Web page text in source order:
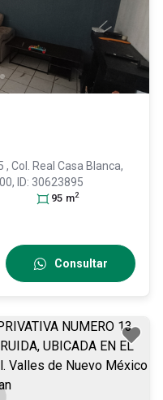
, Col. Real Casa Blanca,
, ID: 30623895
95 m2
Consultar